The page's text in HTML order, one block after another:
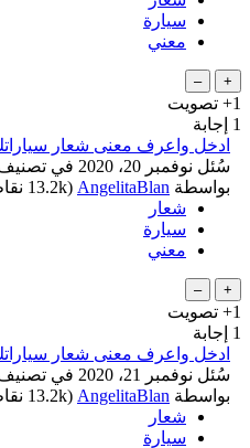
سيارة
معني
+1 تصويت
1 إجابة
ادخل واعرف معنى شعار
سُئل نوفمبر 20، 2020 في
بواسطة AngelitaBlan
(
13.2k
شعار
سيارة
معني
+1 تصويت
1 إجابة
ادخل واعرف معنى شعار
سُئل نوفمبر 21، 2020 في
بواسطة AngelitaBlan
(
13.2k
شعار
سيارة
...